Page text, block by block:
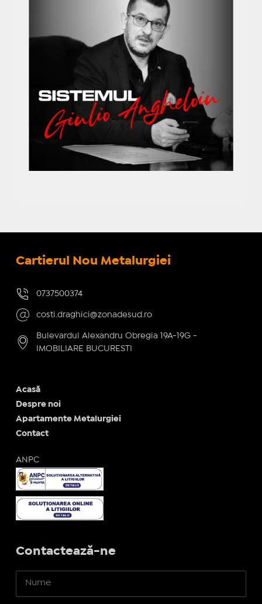
Cartierul Nou Metalurgiei
0737500374
costi.draghici@zonadesud.ro
Bulevardul Alexandru Obregia 19A-19G -
IMOBILIARE BUCURESTI
Acasă
Despre noi
Apartamente Metalurgiei
Contact
ANPC
Contactează-ne